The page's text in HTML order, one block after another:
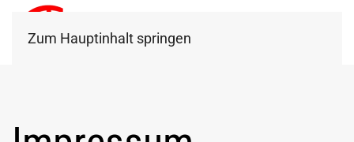
Zum Hauptinhalt springen